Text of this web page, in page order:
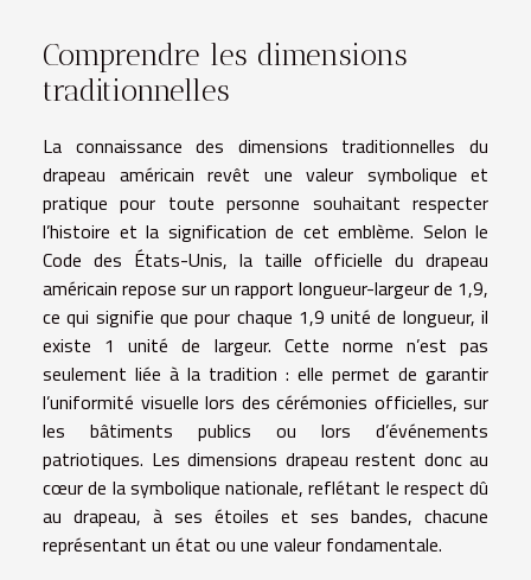
Comprendre les dimensions
traditionnelles
La connaissance des dimensions traditionnelles du
drapeau américain revêt une valeur symbolique et
pratique pour toute personne souhaitant respecter
l’histoire et la signification de cet emblème. Selon le
Code des États-Unis, la taille officielle du drapeau
américain repose sur un rapport longueur-largeur de 1,9,
ce qui signifie que pour chaque 1,9 unité de longueur, il
existe 1 unité de largeur. Cette norme n’est pas
seulement liée à la tradition : elle permet de garantir
l’uniformité visuelle lors des cérémonies officielles, sur
les bâtiments publics ou lors d’événements
patriotiques. Les dimensions drapeau restent donc au
cœur de la symbolique nationale, reflétant le respect dû
au drapeau, à ses étoiles et ses bandes, chacune
représentant un état ou une valeur fondamentale.